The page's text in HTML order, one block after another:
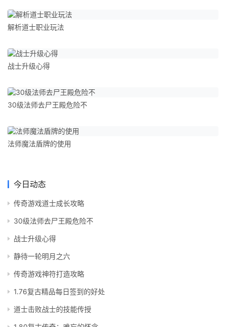
解析道士职业玩法
战士升级心得
30级法师去尸王殿危险不
法师魔法盾牌的使用
今日动态
传奇游戏道士成长攻略
30级法师去尸王殿危险不
战士升级心得
静待一轮明月之六
传奇游戏神符打造攻略
1.76复古精品每日签到的好处
道士击败战士的技能传授